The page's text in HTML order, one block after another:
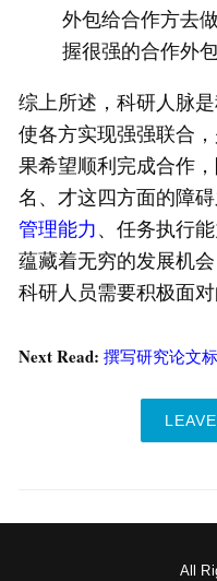
外包给合作方去
握很强的合作外
综上所述，科研人脉
使各方实现强强联合
果希望顺利完成合作
名、才这四方面的障
管理能力 、任务执行
蕴藏着无穷的发展机
科研人员需要积极面对
Next Read: 撰写研究论文
All